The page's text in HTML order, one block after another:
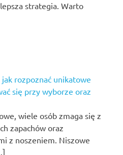
strategia. Warto
rozpoznać unikatowe
się przy wyborze oraz
wiele osób zmaga się z
zapachów oraz
z noszeniem. Niszowe